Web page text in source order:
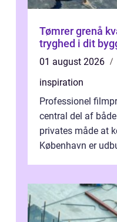
Tømrer grenå kvalitet, erfaring og
tryghed i dit
01 august 2026
inspiration
Professionel
central del af
privates måde at
København er